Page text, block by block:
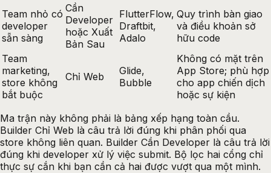
Team nhỏ có
developer
sẵn sàng
Cần
Developer
hoặc Xuất
Bản Sau
FlutterFlow,
Draftbit,
Adalo
Quy trình bàn giao
và điều khoản sở
hữu code
Team
marketing,
store không
bắt buộc
Chỉ Web
Glide,
Bubble
Không có mặt trên
App Store; phù hợp
cho app chiến dịch
hoặc sự kiện
Ma trận này không phải là bảng xếp hạng toàn cầu.
Builder Chỉ Web là câu trả lời đúng khi phân phối qua
store không liên quan. Builder Cần Developer là câu trả lời
đúng khi developer xử lý việc submit. Bộ lọc hai cổng chỉ
thực sự cắn khi bạn cần cả hai được vượt qua một mình.